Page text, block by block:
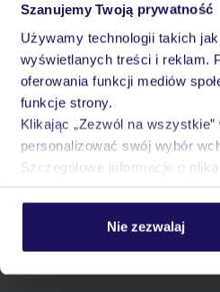
Szanujemy Twoją prywatność
Używamy technologii takich
wyświetlanych treści i reklam.
oferowania funkcji mediów
funkcje strony.
Klikając „Zezwól na
personalizować swój wybór
Szczegółowe informacje o
Nie zezwalaj
Wybierz